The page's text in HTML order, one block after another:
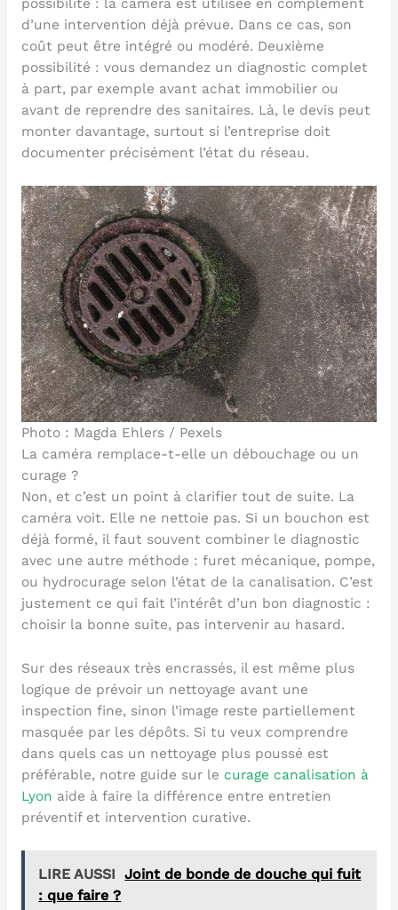
possibilité : la caméra est utilisée en complément
d’une intervention déjà prévue. Dans ce cas, son
coût peut être intégré ou modéré. Deuxième
possibilité : vous demandez un diagnostic complet
à part, par exemple avant achat immobilier ou
avant de reprendre des sanitaires. Là, le devis peut
monter davantage, surtout si l’entreprise doit
documenter précisément l’état du réseau.
Photo : Magda Ehlers / Pexels
La caméra remplace-t-elle un débouchage ou un
curage ?
Non, et c’est un point à clarifier tout de suite. La
caméra voit. Elle ne nettoie pas. Si un bouchon est
déjà formé, il faut souvent combiner le diagnostic
avec une autre méthode : furet mécanique, pompe,
ou hydrocurage selon l’état de la canalisation. C’est
justement ce qui fait l’intérêt d’un bon diagnostic :
choisir la bonne suite, pas intervenir au hasard.
Sur des réseaux très encrassés, il est même plus
logique de prévoir un nettoyage avant une
inspection fine, sinon l’image reste partiellement
masquée par les dépôts. Si tu veux comprendre
dans quels cas un nettoyage plus poussé est
préférable, notre guide sur le curage canalisation à
Lyon aide à faire la différence entre entretien
préventif et intervention curative.
LIRE AUSSI Joint de bonde de douche qui fuit
: que faire ?